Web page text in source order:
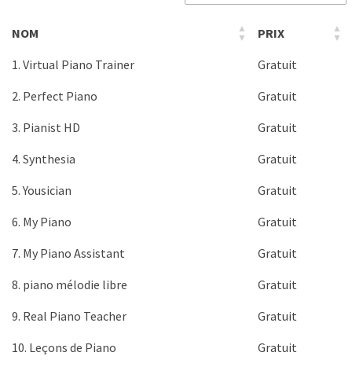
NOM
PRIX
1. Virtual Piano Trainer
Gratuit
2. Perfect Piano
Gratuit
3. Pianist HD
Gratuit
4. Synthesia
Gratuit
5. Yousician
Gratuit
6. My Piano
Gratuit
7. My Piano Assistant
Gratuit
8. piano mélodie libre
Gratuit
9. Real Piano Teacher
Gratuit
10. Leçons de Piano
Gratuit